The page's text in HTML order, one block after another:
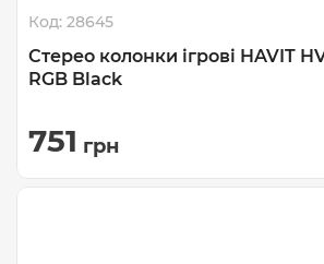
Код: 28645
Стерео колонки ігрові HAVIT
RGB Black
751 грн